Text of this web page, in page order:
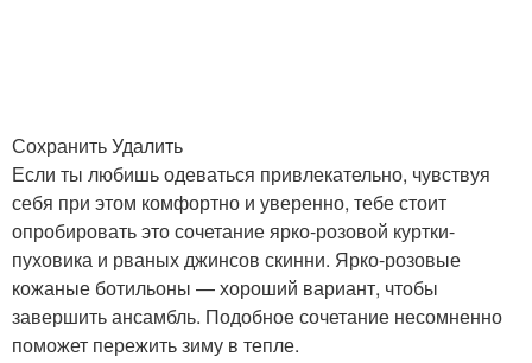
Сохранить Удалить
Если ты любишь одеваться привлекательно, чувствуя
себя при этом комфортно и уверенно, тебе стоит
опробировать это сочетание ярко-розовой куртки-
пуховика и рваных джинсов скинни. Ярко-розовые
кожаные ботильоны — хороший вариант, чтобы
завершить ансамбль. Подобное сочетание несомненно
поможет пережить зиму в тепле.